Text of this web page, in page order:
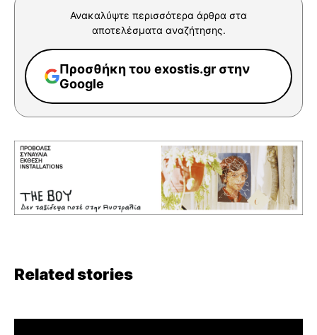
Ανακαλύψτε περισσότερα άρθρα στα
αποτελέσματα αναζήτησης.
Προσθήκη του exostis.gr στην
Google
Related stories